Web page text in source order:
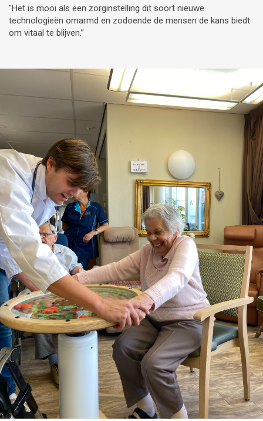
"Het is mooi als een zorginstelling dit soort nieuwe
technologieën omarmd en zodoende de mensen de kans biedt
om vitaal te blijven.”